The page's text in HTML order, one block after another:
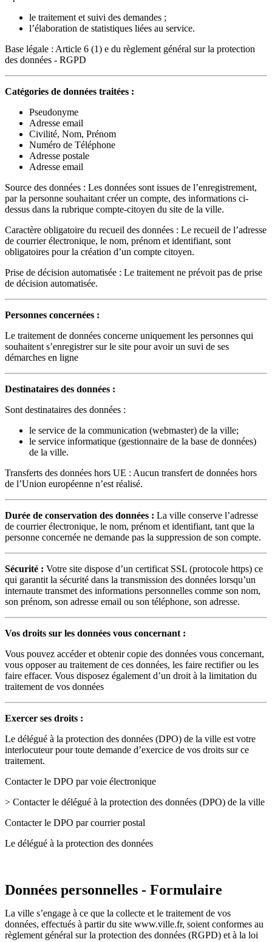
le traitement et suivi des demandes ;
l’élaboration de statistiques liées au service.
Base légale : Article 6 (1) e du règlement général sur la protection
des données - RGPD
Catégories de données traitées :
Pseudonyme
Adresse email
Civilité, Nom, Prénom
Numéro de Téléphone
Adresse postale
Adresse email
Source des données : Les données sont issues de l’enregistrement,
par la personne souhaitant créer un compte, des informations ci-
dessus dans la rubrique compte-citoyen du site de la ville.
Caractère obligatoire du recueil des données : Le recueil de l’adresse
de courrier électronique, le nom, prénom et identifiant, sont
obligatoires pour la création d’un compte citoyen.
Prise de décision automatisée : Le traitement ne prévoit pas de prise
de décision automatisée.
Personnes concernées :
Le traitement de données concerne uniquement les personnes qui
souhaitent s’enregistrer sur le site pour avoir un suvi de ses
démarches en ligne
Destinataires des données :
Sont destinataires des données :
le service de la communication (webmaster) de la ville;
le service informatique (gestionnaire de la base de données)
de la ville.
Transferts des données hors UE : Aucun transfert de données hors
de l’Union européenne n’est réalisé.
Durée de conservation des données : La ville conserve l’adresse
de courrier électronique, le nom, prénom et identifiant, tant que la
personne concernée ne demande pas la suppression de son compte.
Sécurité : Votre site dispose d’un certificat SSL (protocole https) ce
qui garantit la sécurité dans la transmission des données lorsqu’un
internaute transmet des informations personnelles comme son nom,
son prénom, son adresse email ou son téléphone, son adresse.
Vos droits sur les données vous concernant :
Vous pouvez accéder et obtenir copie des données vous concernant,
vous opposer au traitement de ces données, les faire rectifier ou les
faire effacer. Vous disposez également d’un droit à la limitation du
traitement de vos données
Exercer ses droits :
Le délégué à la protection des données (DPO) de la ville est votre
interlocuteur pour toute demande d’exercice de vos droits sur ce
traitement.
Contacter le DPO par voie électronique
> Contacter le délégué à la protection des données (DPO) de la ville
Contacter le DPO par courrier postal
Le délégué à la protection des données
Données personnelles - Formulaire
La ville s’engage à ce que la collecte et le traitement de vos
données, effectués à partir du site www.ville.fr, soient conformes au
règlement général sur la protection des données (RGPD) et à la loi